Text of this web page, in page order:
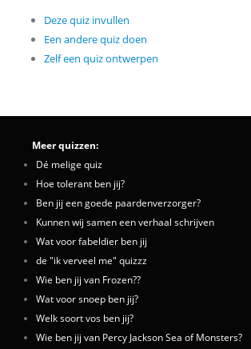
Deze quiz invullen
Een andere quiz doen
Zelf een quiz ontwerpen
Meer quizzen:
Dé melige quiz
Hoe tolerant ben jij?
Ben jij een goede paardenverzorger?
Kunnen wij samen een verhaal schrijven
Wat voor fabeldier ben jij
de "ik verveel me" quizzz
Wie ben jij van Frozen??
Wat voor snoep ben jij?
Welk soort vos ben jij?
Wie ben jij van Percy Jackson Sea of Monsters?